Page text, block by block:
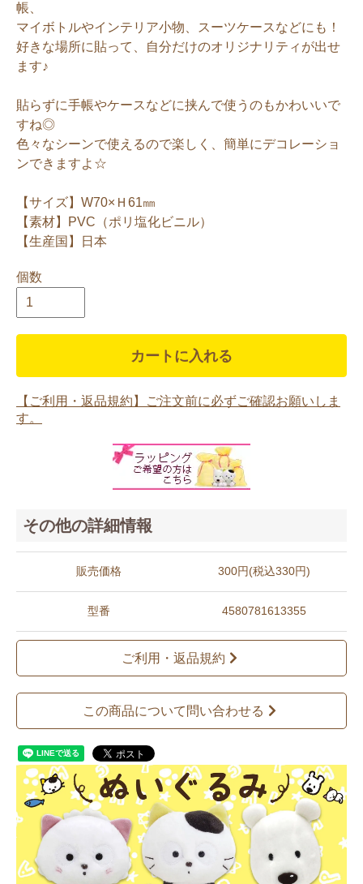
帳、
マイボトルやインテリア小物、スーツケースなどにも！
好きな場所に貼って、自分だけのオリジナリティが出せ
ます♪
貼らずに手帳やケースなどに挟んで使うのもかわいいで
すね◎
色々なシーンで使えるので楽しく、簡単にデコレーショ
ンできますよ☆
【サイズ】W70×Ｈ61㎜
【素材】PVC（ポリ塩化ビニル）
【生産国】日本
個数
カートに入れる
【ご利用・返品規約】ご注文前に必ずご確認お願いしま
す。
その他の詳細情報
販売価格 300円(税込330円)
型番 4580781613355
ご利用・返品規約
この商品について問い合わせる